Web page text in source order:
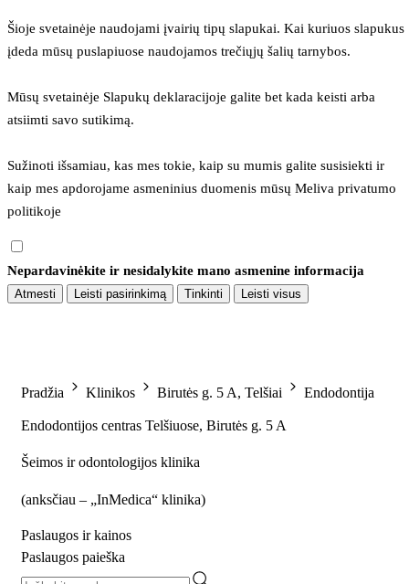
Šioje svetainėje naudojami įvairių tipų slapukai. Kai kuriuos slapukus
įdeda mūsų puslapiuose naudojamos trečiųjų šalių tarnybos.
Mūsų svetainėje Slapukų deklaracijoje galite bet kada keisti arba
atsiimti savo sutikimą.
Sužinoti išsamiau, kas mes tokie, kaip su mumis galite susisiekti ir
kaip mes apdorojame asmeninius duomenis mūsų Meliva privatumo
politikoje
Nepardavinėkite ir nesidalykite mano asmenine informacija
Atmesti Leisti pasirinkimą Tinkinti Leisti visus
Pradžia Klinikos Birutės g. 5 A, Telšiai Endodontija
Endodontijos centras Telšiuose, Birutės g. 5 A
Šeimos ir odontologijos klinika
(anksčiau – „InMedica“ klinika)
Paslaugos ir kainos
Paslaugos paieška